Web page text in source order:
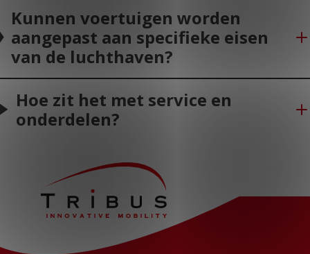
Kunnen voertuigen worden
aangepast aan specifieke eisen
van de luchthaven?
Hoe zit het met service en
onderdelen?